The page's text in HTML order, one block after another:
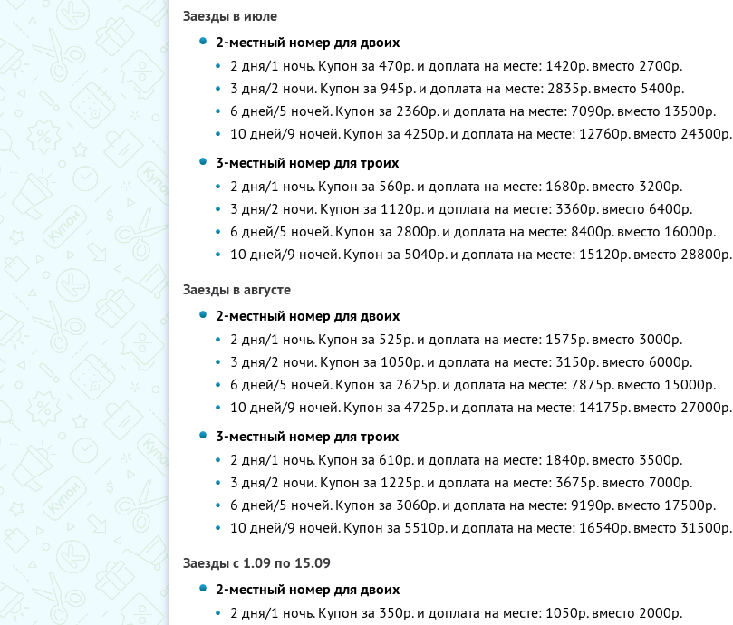
Заезды в июле
2-местный номер для двоих
2 дня/1 ночь. Купон за 470р. и доплата на месте: 1420р. вместо 2700р.
3 дня/2 ночи. Купон за 945р. и доплата на месте: 2835р. вместо 5400р.
6 дней/5 ночей. Купон за 2360р. и доплата на месте: 7090р. вместо 13500р.
10 дней/9 ночей. Купон за 4250р. и доплата на месте: 12760р. вместо 24300р.
3-местный номер для троих
2 дня/1 ночь. Купон за 560р. и доплата на месте: 1680р. вместо 3200р.
3 дня/2 ночи. Купон за 1120р. и доплата на месте: 3360р. вместо 6400р.
6 дней/5 ночей. Купон за 2800р. и доплата на месте: 8400р. вместо 16000р.
10 дней/9 ночей. Купон за 5040р. и доплата на месте: 15120р. вместо 28800р.
Заезды в августе
2-местный номер для двоих
2 дня/1 ночь. Купон за 525р. и доплата на месте: 1575р. вместо 3000р.
3 дня/2 ночи. Купон за 1050р. и доплата на месте: 3150р. вместо 6000р.
6 дней/5 ночей. Купон за 2625р. и доплата на месте: 7875р. вместо 15000р.
10 дней/9 ночей. Купон за 4725р. и доплата на месте: 14175р. вместо 27000р.
3-местный номер для троих
2 дня/1 ночь. Купон за 610р. и доплата на месте: 1840р. вместо 3500р.
3 дня/2 ночи. Купон за 1225р. и доплата на месте: 3675р. вместо 7000р.
6 дней/5 ночей. Купон за 3060р. и доплата на месте: 9190р. вместо 17500р.
10 дней/9 ночей. Купон за 5510р. и доплата на месте: 16540р. вместо 31500р.
Заезды с 1.09 по 15.09
2-местный номер для двоих
2 дня/1 ночь. Купон за 350р. и доплата на месте: 1050р. вместо 2000р.